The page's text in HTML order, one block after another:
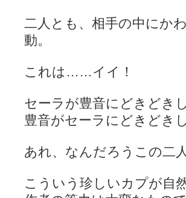
二人とも、相手の中にか
動。
これは……イイ！
セーラが豊音にどきどき
豊音がセーラにどきどき
あれ、なんだろうこの二
こういう珍しいカプが自